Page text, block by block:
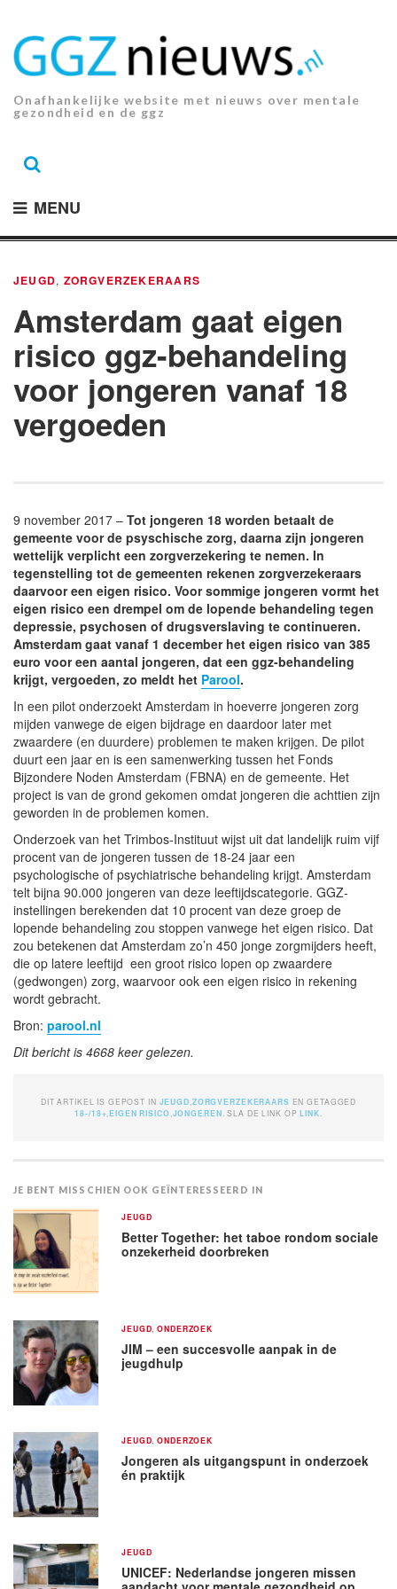
inhoud.
Onafhankelijke website met nieuws over mentale
gezondheid en de ggz
MENU
JEUGD, ZORGVERZEKERAARS
Amsterdam gaat eigen
risico ggz-behandeling
voor jongeren vanaf 18
vergoeden
9 november 2017 – Tot jongeren 18 worden betaalt de
gemeente voor de psyschische zorg, daarna zijn jongeren
wettelijk verplicht een zorgverzekering te nemen. In
tegenstelling tot de gemeenten rekenen zorgverzekeraars
daarvoor een eigen risico. Voor sommige jongeren vormt het
eigen risico een drempel om de lopende behandeling tegen
depressie, psychosen of drugsverslaving te continueren.
Amsterdam gaat vanaf 1 december het eigen risico van 385
euro voor een aantal jongeren, dat een ggz-behandeling
krijgt, vergoeden, zo meldt het Parool.
In een pilot onderzoekt Amsterdam in hoeverre jongeren zorg
mijden vanwege de eigen bijdrage en daardoor later met
zwaardere (en duurdere) problemen te maken krijgen. De pilot
duurt een jaar en is een samenwerking tussen het Fonds
Bijzondere Noden Amsterdam (FBNA) en de gemeente. Het
project is van de grond gekomen omdat jongeren die achttien zijn
geworden in de problemen komen.
Onderzoek van het Trimbos-Instituut wijst uit dat landelijk ruim vijf
procent van de jongeren tussen de 18-24 jaar een
psychologische of psychiatrische behandeling krijgt. Amsterdam
telt bijna 90.000 jongeren van deze leeftijdscategorie. GGZ-
instellingen berekenden dat 10 procent van deze groep de
lopende behandeling zou stoppen vanwege het eigen risico. Dat
zou betekenen dat Amsterdam zo’n 450 jonge zorgmijders heeft,
die op latere leeftijd een groot risico lopen op zwaardere
(gedwongen) zorg, waarvoor ook een eigen risico in rekening
wordt gebracht.
Bron: parool.nl
Dit bericht is 4668 keer gelezen.
DIT ARTIKEL IS GEPOST IN JEUGD ZORGVERZEKERAARS EN GETAGGED
18-/18+ ,EIGEN RISICO JONGEREN . SLA DE LINK OPLINK
JE BENT MISSCHIEN OOK GEÏNTERESSEERD IN
JEUGD
Better Together: het taboe rondom sociale
onzekerheid doorbreken
JEUGD ,ONDERZOEK
JIM – een succesvolle aanpak in de
jeugdhulp
JEUGD ,ONDERZOEK
Jongeren als uitgangspunt in onderzoek
én praktijk
JEUGD
UNICEF: Nederlandse jongeren missen